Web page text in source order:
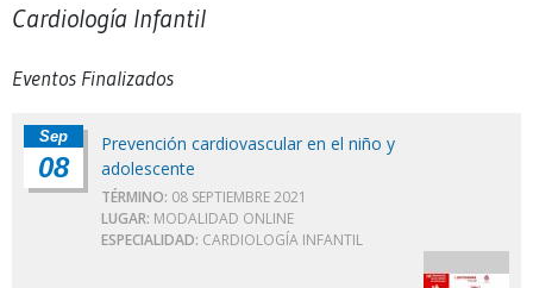
Cardiología Infantil
Eventos Finalizados
Sep
08
Prevención cardiovascular en el niño y
adolescente
TÉRMINO: 08 SEPTIEMBRE 2021
LUGAR: MODALIDAD ONLINE
ESPECIALIDAD: CARDIOLOGÍA INFANTIL